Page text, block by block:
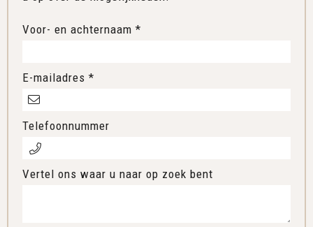
Voor- en achternaam *
E-mailadres *
Telefoonnummer
Vertel ons waar u naar op zoek bent